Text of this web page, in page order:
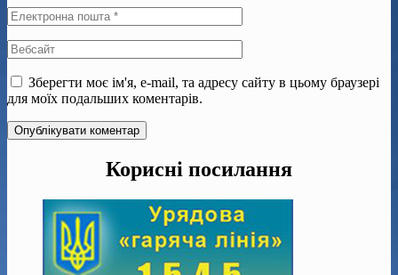
Зберегти моє ім'я, e-mail, та адресу сайту в цьому браузері
для моїх подальших коментарів.
Корисні посилання